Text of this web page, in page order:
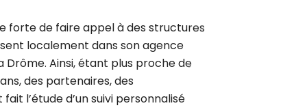
localement dans son agence
Ainsi, étant plus proche de
des partenaires, des
l’étude d’un suivi personnalisé